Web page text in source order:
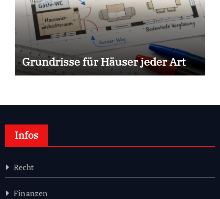
Grundrisse für Häuser jeder Art
Infos
Recht
Finanzen